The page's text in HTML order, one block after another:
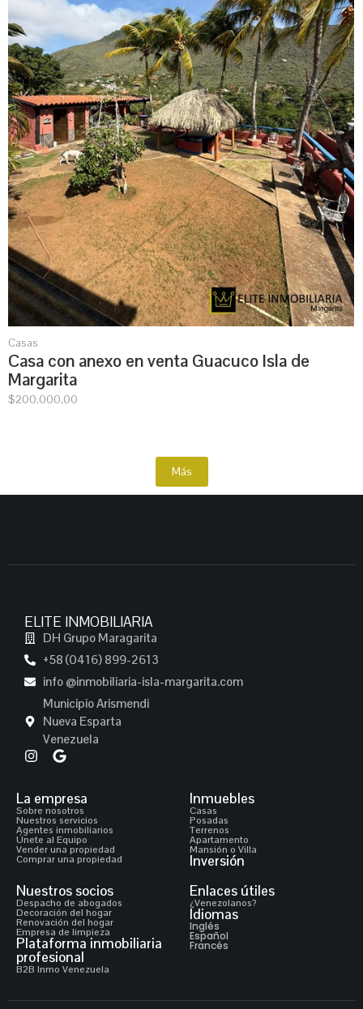
Casas
Casa con anexo en venta Guacuco Isla de
Margarita
$200.000,00
Más
ELITE INMOBILIARIA
DH Grupo Maragarita
+58 (0416) 899-2613
info @inmobiliaria-isla-margarita.com
Municipio Arismendi
Nueva Esparta
Venezuela
La empresa
Sobre nosotros
Nuestros servicios
Agentes inmobiliarios
Únete al Equipo
Vender una propiedad
Comprar una propiedad
Inmuebles
Casas
Posadas
Terrenos
Apartamento
Mansión o Villa
Inversión
Nuestros socios
Despacho de abogados
Decoración del hogar
Renovación del hogar
Empresa de limpieza
Plataforma inmobiliaria
profesional
B2B Inmo Venezuela
Enlaces útiles
¿Venezolanos?
Idiomas
Inglés
Español
Francés